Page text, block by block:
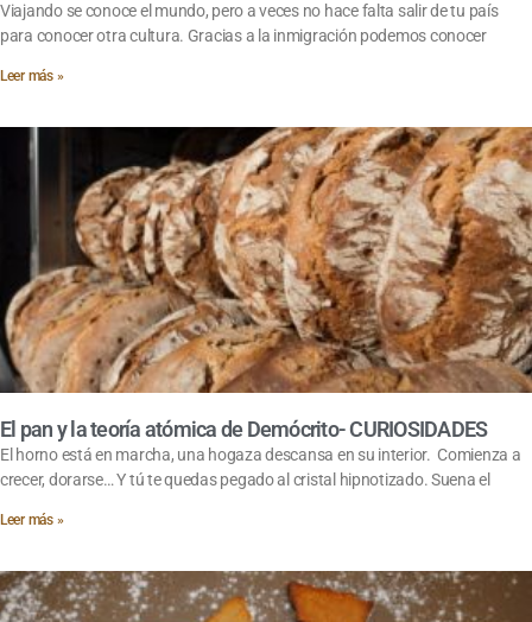
Viajando se conoce el mundo, pero a veces no hace falta salir de tu país
para conocer otra cultura. Gracias a la inmigración podemos conocer
Leer más »
El pan y la teoría atómica de Demócrito- CURIOSIDADES
El horno está en marcha, una hogaza descansa en su interior. Comienza a
crecer, dorarse… Y tú te quedas pegado al cristal hipnotizado. Suena el
Leer más »